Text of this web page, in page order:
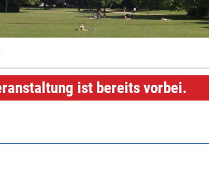
ist bereits vorbei.